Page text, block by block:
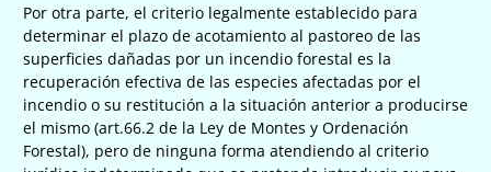
Por otra parte, el criterio legalmente establecido para
determinar el plazo de acotamiento al pastoreo de las
superficies dañadas por un incendio forestal es la
recuperación efectiva de las especies afectadas por el
incendio o su restitución a la situación anterior a producirse
el mismo (art.66.2 de la Ley de Montes y Ordenación
Forestal), pero de ninguna forma atendiendo al criterio